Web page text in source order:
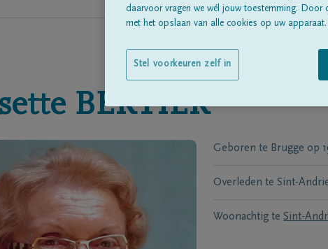
BERTIER
Geboren te Brugge op
Overleden te Sint-
Woonachtig te Sint-
daarvoor vragen we wél jouw toestemming. Door
met het opslaan van alle cookies op uw
Stel voorkeuren zelf in